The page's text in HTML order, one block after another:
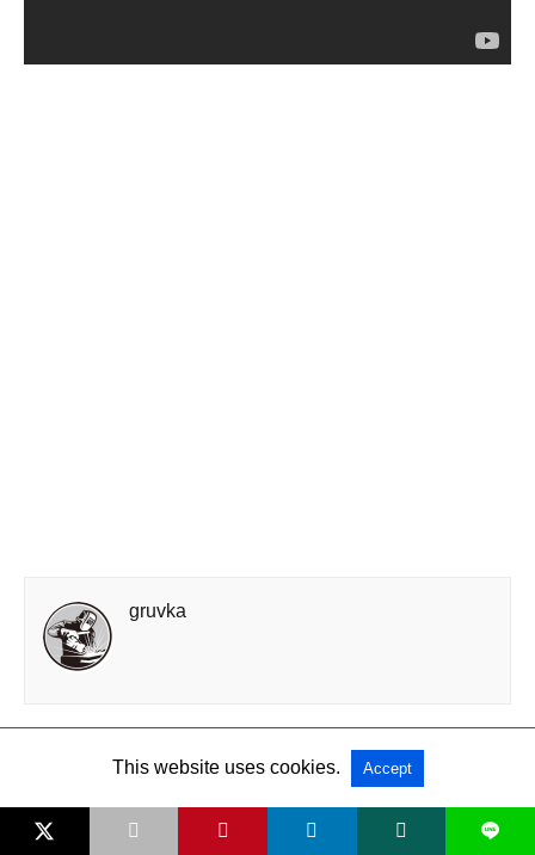
gruvka
Напівавтоматичне зварювання в середовищі
L
This website uses cookies. Accept